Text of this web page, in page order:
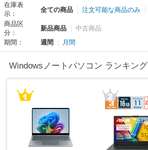
在庫表
示：
全ての商品 注文可能な商品のみ
商品区
分：
新品商品
中古商品
期間：
週間 月間
Windowsノートパソコン ランキング